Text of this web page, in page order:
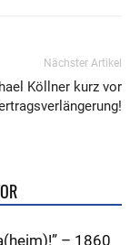
Nächster Artikel
Köllner kurz vor
– 1860